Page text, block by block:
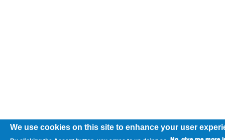
We use cookies on this site to enhance your user